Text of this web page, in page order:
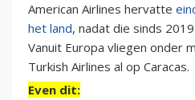
American Airlines hervatte
het land, nadat die sinds
Vanuit Europa vliegen onder
Turkish Airlines al op Caracas.
Even dit: